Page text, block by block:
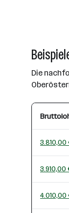
Die
3.810,00
3.910,00
4.010,00